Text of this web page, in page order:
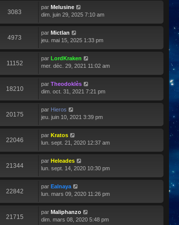
3083
par Melusine
dim. juin 29, 2025 7:10 am
4973
par Mictlan
jeu. mai 15, 2025 1:33 pm
11152
par LordKraken
mer. déc. 29, 2021 11:02 am
18210
par Theodoklès
dim. oct. 31, 2021 7:21 pm
20175
par Hieros
jeu. juin 10, 2021 3:39 pm
22046
par Kratos
lun. sept. 21, 2020 12:37 am
21344
par Heleades
lun. sept. 14, 2020 10:30 pm
22842
par Ealnaya
lun. mars 09, 2020 11:26 pm
21715
par Maliphanzo
dim. mars 08, 2020 5:48 pm